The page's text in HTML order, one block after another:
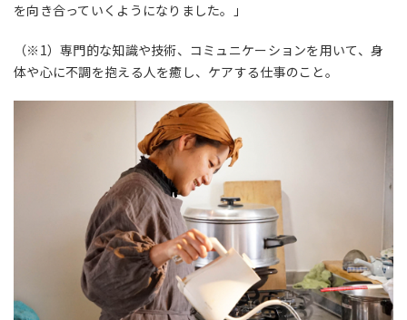
を向き合っていくようになりました。」
（※1）専門的な知識や技術、コミュニケーションを用いて、身
体や心に不調を抱える人を癒し、ケアする仕事のこと。